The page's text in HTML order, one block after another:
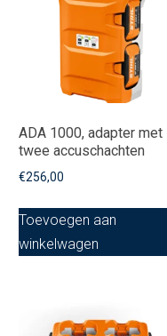
ADA 1000, adapter met
twee accuschachten
€256,00
Toevoegen aan
winkelwagen